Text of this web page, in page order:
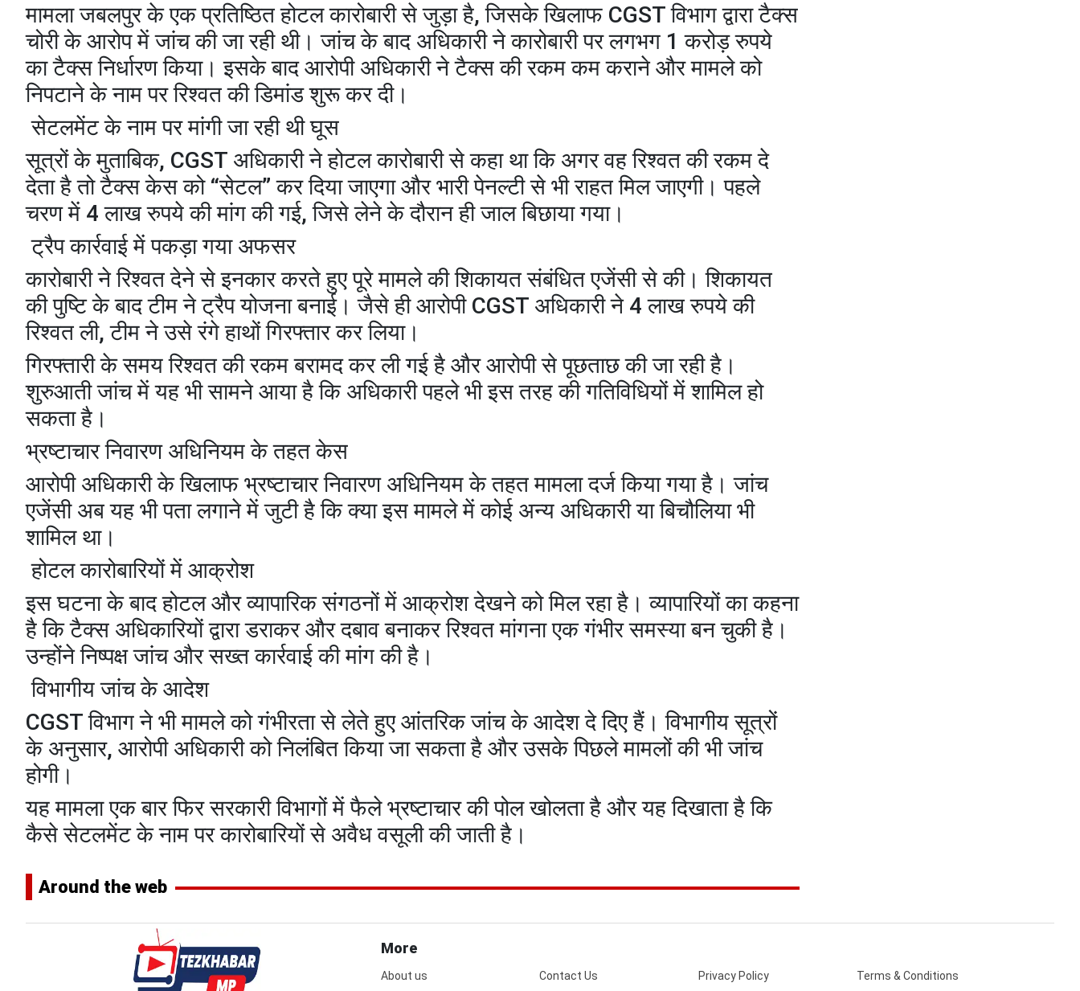
मामला जबलपुर के एक प्रतिष्ठित होटल कारोबारी से जुड़ा है, जिसके खिलाफ CGST विभाग द्वारा टैक्स
चोरी के आरोप में जांच की जा रही थी। जांच के बाद अधिकारी ने कारोबारी पर लगभग 1 करोड़ रुपये
का टैक्स निर्धारण किया। इसके बाद आरोपी अधिकारी ने टैक्स की रकम कम कराने और मामले को
निपटाने के नाम पर रिश्वत की डिमांड शुरू कर दी।
सेटलमेंट के नाम पर मांगी जा रही थी घूस
सूत्रों के मुताबिक, CGST अधिकारी ने होटल कारोबारी से कहा था कि अगर वह रिश्वत की रकम दे
देता है तो टैक्स केस को “सेटल” कर दिया जाएगा और भारी पेनल्टी से भी राहत मिल जाएगी। पहले
चरण में 4 लाख रुपये की मांग की गई, जिसे लेने के दौरान ही जाल बिछाया गया।
ट्रैप कार्रवाई में पकड़ा गया अफसर
कारोबारी ने रिश्वत देने से इनकार करते हुए पूरे मामले की शिकायत संबंधित एजेंसी से की। शिकायत
की पुष्टि के बाद टीम ने ट्रैप योजना बनाई। जैसे ही आरोपी CGST अधिकारी ने 4 लाख रुपये की
रिश्वत ली, टीम ने उसे रंगे हाथों गिरफ्तार कर लिया।
गिरफ्तारी के समय रिश्वत की रकम बरामद कर ली गई है और आरोपी से पूछताछ की जा रही है।
शुरुआती जांच में यह भी सामने आया है कि अधिकारी पहले भी इस तरह की गतिविधियों में शामिल हो
सकता है।
भ्रष्टाचार निवारण अधिनियम के तहत केस
आरोपी अधिकारी के खिलाफ भ्रष्टाचार निवारण अधिनियम के तहत मामला दर्ज किया गया है। जांच
एजेंसी अब यह भी पता लगाने में जुटी है कि क्या इस मामले में कोई अन्य अधिकारी या बिचौलिया भी
शामिल था।
होटल कारोबारियों में आक्रोश
इस घटना के बाद होटल और व्यापारिक संगठनों में आक्रोश देखने को मिल रहा है। व्यापारियों का कहना
है कि टैक्स अधिकारियों द्वारा डराकर और दबाव बनाकर रिश्वत मांगना एक गंभीर समस्या बन चुकी है।
उन्होंने निष्पक्ष जांच और सख्त कार्रवाई की मांग की है।
विभागीय जांच के आदेश
CGST विभाग ने भी मामले को गंभीरता से लेते हुए आंतरिक जांच के आदेश दे दिए हैं। विभागीय सूत्रों
के अनुसार, आरोपी अधिकारी को निलंबित किया जा सकता है और उसके पिछले मामलों की भी जांच
होगी।
यह मामला एक बार फिर सरकारी विभागों में फैले भ्रष्टाचार की पोल खोलता है और यह दिखाता है कि
कैसे सेटलमेंट के नाम पर कारोबारियों से अवैध वसूली की जाती है।
Around the web
More
About us Contact Us Privacy Policy Terms & Conditions